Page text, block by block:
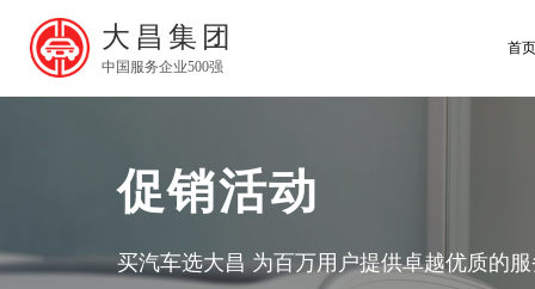
大昌集团
中国服务企业500强
首页
促销活动
买汽车选大昌 为百万用户提供卓越优质的